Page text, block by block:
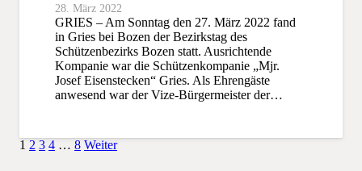
28. März 2022
GRIES – Am Sonntag den 27. März 2022 fand
in Gries bei Bozen der Bezirkstag des
Schützenbezirks Bozen statt. Ausrichtende
Kompanie war die Schützenkompanie „Mjr.
Josef Eisenstecken“ Gries. Als Ehrengäste
anwesend war der Vize-Bürgermeister der…
1 2 3 4 … 8 Weiter